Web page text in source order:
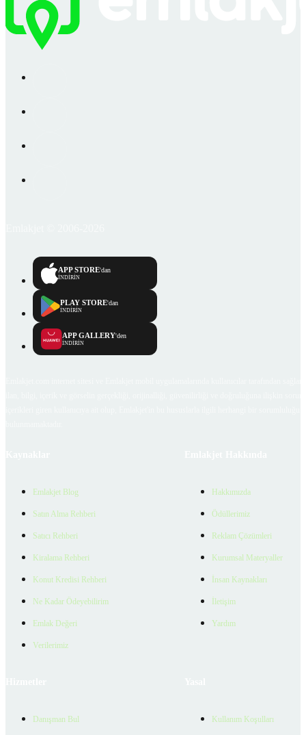
APP STORE'dan
İNDİRİN
PLAY STORE'dan
İNDİRİN
APP GALLERY'den
İNDİRİN
Emlakjet Blog
Satın Alma Rehberi
Satıcı Rehberi
Kiralama Rehberi
Konut Kredisi Rehberi
Ne Kadar Ödeyebilirim
Emlak Değeri
Verilerimiz
Hakkımızda
Ödüllerimiz
Reklam Çözümleri
Kurumsal Materyaller
İnsan Kaynakları
İletişim
Yardım
Danışman Bul Kullanım Koşulları